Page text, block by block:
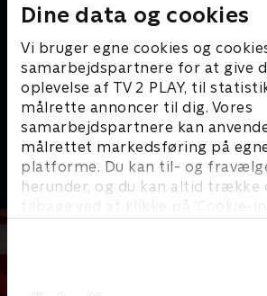
Dine data og cookies
Vi bruger egne cookies og
samarbejdspartnere for at give
oplevelse af TV 2 PLAY, til
målrette annoncer til dig. Vores
samarbejdspartnere kan
målrettet markedsføring på
platforme. Du kan til- og
herunder, og du kan altid trække
tilbage ved at klikke på ’Cookie-
Presselogen
Nyheder & Magasiner